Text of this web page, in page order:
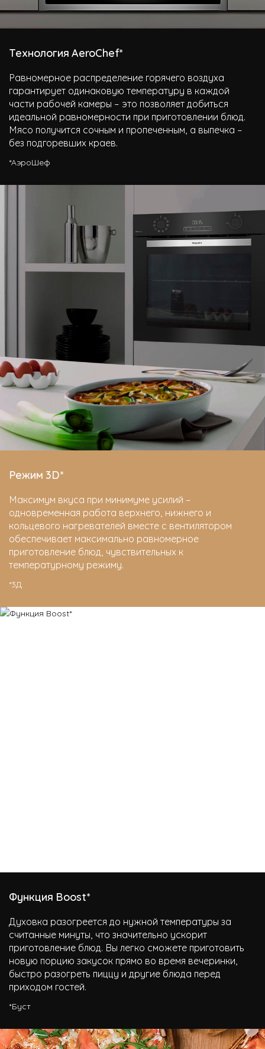
Технология AeroChef*
Равномерное распределение горячего воздуха
гарантирует одинаковую температуру в каждой
части рабочей камеры – это позволяет добиться
идеальной равномерности при приготовлении блюд.
Мясо получится сочным и пропеченным, а выпечка –
без подгоревших краев.
*АэроШеф
Режим 3D*
Максимум вкуса при минимуме усилий –
одновременная работа верхнего, нижнего и
кольцевого нагревателей вместе с вентилятором
обеспечивает максимально равномерное
приготовление блюд, чувствительных к
температурному режиму.
*3Д
Функция Boost*
Духовка разогреется до нужной температуры за
считанные минуты, что значительно ускорит
приготовление блюд. Вы легко сможете приготовить
новую порцию закусок прямо во время вечеринки,
быстро разогреть пиццу и другие блюда перед
приходом гостей.
*Буст